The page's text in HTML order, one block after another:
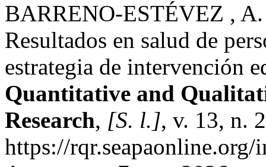
BARRENO-ESTÉVEZ ,
Resultados en salud de
estrategia de intervención
Quantitative and
Research, [S. l.], v. 13, n.
https://